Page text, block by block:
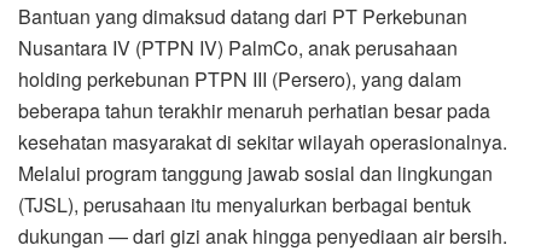
Bantuan yang dimaksud datang dari PT Perkebunan
Nusantara IV (PTPN IV) PalmCo, anak perusahaan
holding perkebunan PTPN III (Persero), yang dalam
beberapa tahun terakhir menaruh perhatian besar pada
kesehatan masyarakat di sekitar wilayah operasionalnya.
Melalui program tanggung jawab sosial dan lingkungan
(TJSL), perusahaan itu menyalurkan berbagai bentuk
dukungan — dari gizi anak hingga penyediaan air bersih.